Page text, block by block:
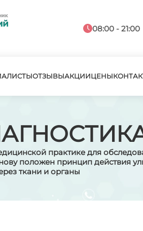
08:00 - 21:00
ОТЗЫВЫАКЦИИЦЕНЫ
практике для
положен принцип действия
ткани и органы